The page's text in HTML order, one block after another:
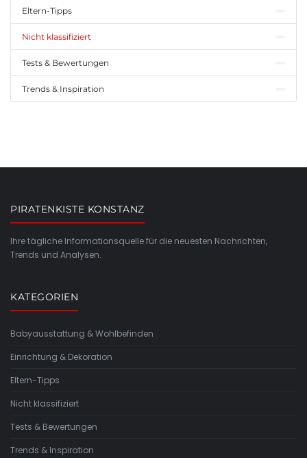
Eltern-Tipps
Nicht klassifiziert
Tests & Bewertungen
Trends & Inspiration
PIRATENKISTE KONSTANZ
Ihre tägliche Informationsquelle für die neuesten Nachrichten,
Trends und Analysen.
KATEGORIEN
Babyausstattung & Wohlbefinden
Einrichtung & Dekoration
Eltern-Tipps
Nicht klassifiziert
Tests & Bewertungen
Trends & Inspiration